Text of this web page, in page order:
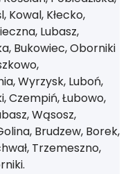
Kowal, Kłecko,
Lubasz,
Bukowiec, Oborniki
Wyrzysk, Luboń,
Czempiń, Łubowo,
Wąsosz,
Brudzew, Borek,
Trzemeszno,